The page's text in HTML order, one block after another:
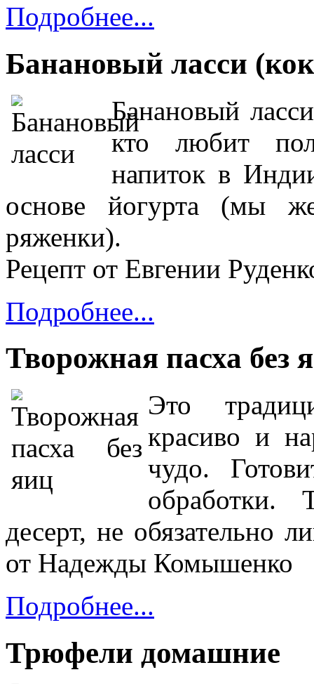
Подробнее...
Банановый ласси
Банановый
кто любит
напиток в
основе йогурта (мы
ряженки).
Рецепт от Евгении
Подробнее...
Творожная пасха без
Это
красиво и
чудо.
обработки.
десерт, не обязательно
от Надежды Комышенко
Подробнее...
Трюфели домашние